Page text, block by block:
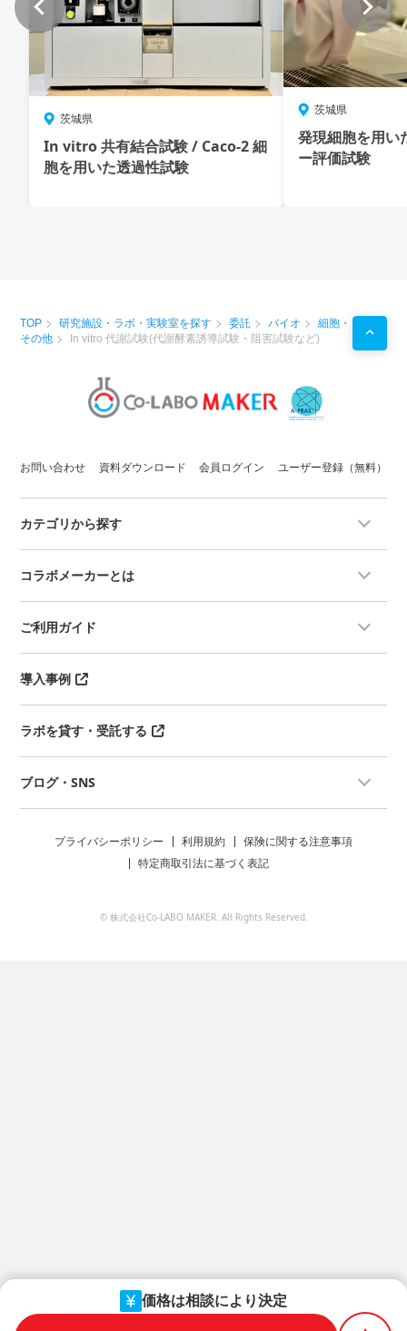
茨城県
In vitro 共有結合試験 / Caco-2 細
胞を用いた透過性試験
茨城県
発現細胞を用い
ー評価試験
価格は相談により決定
TOP 研究施設・ラボ・実験室を探す 委託 バイオ
細胞・
その他
In vitro 代謝試験(代謝酵素誘導試験・阻害試験など)
お問い合わせ 資料ダウンロード 会員ログイン ユーザー登録（無料）
カテゴリから探す
コラボメーカーとは
ご利用ガイド
導入事例
ラボを貸す・受託する
ブログ・SNS
プライバシーポリシー 利用規約
保険に関する注意事項
特定商取引法に基づく表記
© 株式会社Co-LABO MAKER. All Rights Reserved.